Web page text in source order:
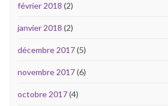
février 2018 (2)
janvier 2018 (2)
décembre 2017(5)
novembre 2017(6)
octobre 2017(4)